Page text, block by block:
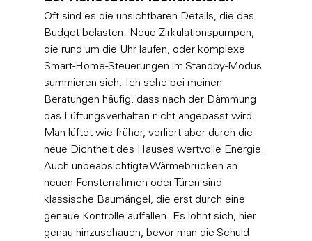
Oft sind es die unsichtbaren Details, die das
Budget belasten. Neue Zirkulationspumpen,
die rund um die Uhr laufen, oder komplexe
Smart-Home-Steuerungen im Standby-Modus
summieren sich. Ich sehe bei meinen
Beratungen häufig, dass nach der Dämmung
das Lüftungsverhalten nicht angepasst wird.
Man lüftet wie früher, verliert aber durch die
neue Dichtheit des Hauses wertvolle Energie.
Auch unbeabsichtigte Wärmebrücken an
neuen Fensterrahmen oder Türen sind
klassische Baumängel, die erst durch eine
genaue Kontrolle auffallen. Es lohnt sich, hier
genau hinzuschauen, bevor man die Schuld